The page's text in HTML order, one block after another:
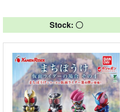
Stock: 〇